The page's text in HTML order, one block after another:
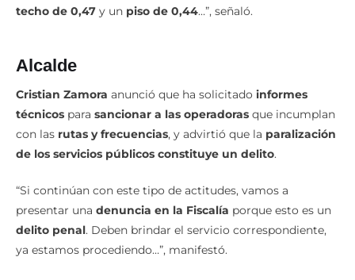
techo de 0,47 y un piso de 0,44…”, señaló.
Alcalde
Cristian Zamora anunció que ha solicitado informes
técnicos para sancionar a las operadoras que incumplan
con las rutas y frecuencias, y advirtió que la paralización
de los servicios públicos constituye un delito.
“Si continúan con este tipo de actitudes, vamos a
presentar una denuncia en la Fiscalía porque esto es un
delito penal. Deben brindar el servicio correspondiente,
ya estamos procediendo…”, manifestó.